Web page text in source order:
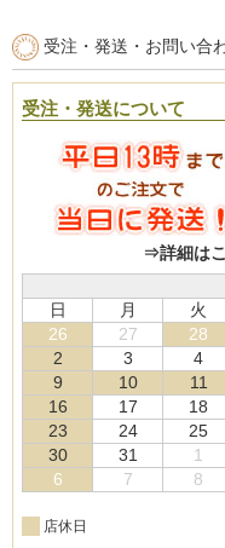
受注・発送・お問い合
受注・発送について
⇒詳細は
日
月 火
26
27 28
2
3 4
9
10 11
16
17 18
23
24 25
30
31 1
6
7 8
店休日